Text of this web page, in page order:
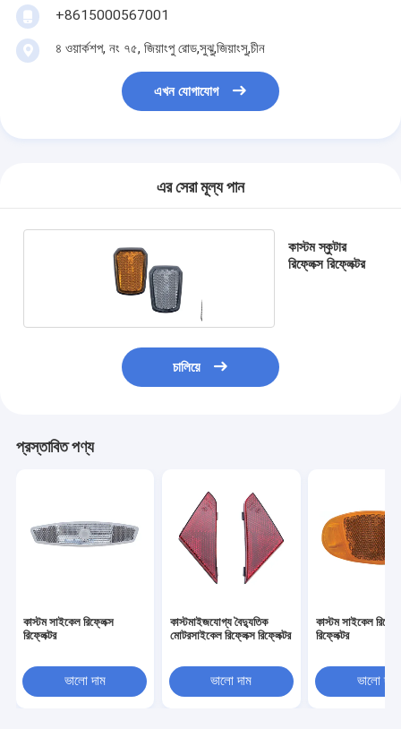
+8615000567001
৪ ওয়ার্কশপ, নং ৭৫, জিয়াংপু রোড,সুঝু,জিয়াংসু,চীন
এখন যোগাযোগ
এর সেরা মূল্য পান
কাস্টম স্কুটার
রিফ্লেক্স রিফ্লেক্টর
চালিয়ে
প্রস্তাবিত পণ্য
কাস্টম সাইকেল রিফ্লেক্স
রিফ্লেক্টর
ভালো দাম
কাস্টমাইজযোগ্য বৈদ্যুতিক
মোটরসাইকেল রিফ্লেক্স রিফ্লেক্টর
ভালো দাম
কাস্টম সাইকেল
রিফ্লেক্টর
ভালো দাম